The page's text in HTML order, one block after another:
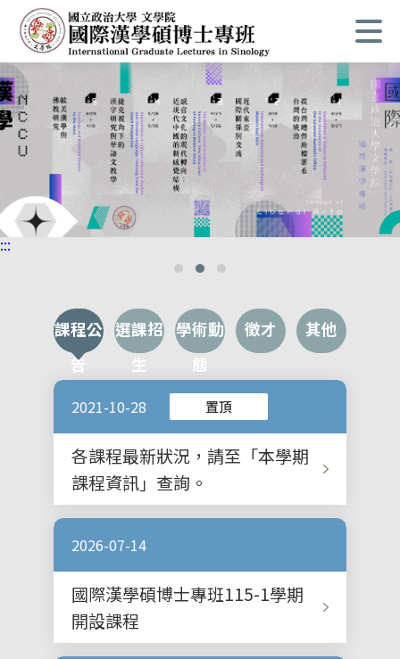
:::
課程公
告
選課招
生
學術動
態
徵才 其他
2021-10-28 置頂
各課程最新狀況，請至「本學期
課程資訊」查詢。
2026-07-14
國際漢學碩博士專班115-1學期
開設課程